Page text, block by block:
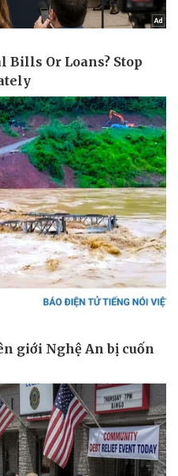
Ô tô - Xe máy
Ô tô
Xe máy
Tư vấn